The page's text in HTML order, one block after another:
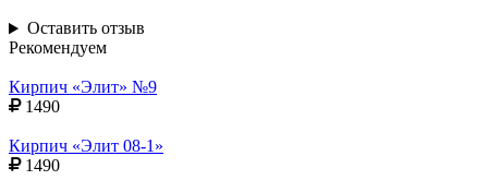
Оставить отзыв
Рекомендуем
Кирпич «Элит» №9
1490
Кирпич «Элит 08-1»
1490